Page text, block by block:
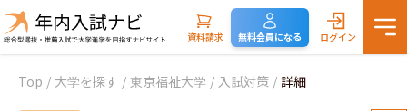
資料請求 無料会員になる ログイン
Top / 大学を探す / 東京福祉大学 / 入試対策 / 詳細